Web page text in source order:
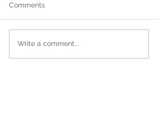
Comments
Write a comment...